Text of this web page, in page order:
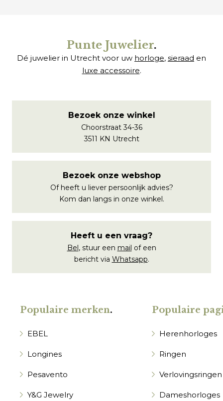
Punte Juwelier.
Dé juwelier in Utrecht voor uw horloge, sieraad en
luxe accessoire.
Bezoek onze winkel
Choorstraat 34-36
3511 KN Utrecht
Bezoek onze webshop
Of heeft u liever persoonlijk advies?
Kom dan langs in onze winkel.
Heeft u een vraag?
Bel, stuur een mail of een
bericht via Whatsapp.
Populaire merken.
EBEL
Longines
Pesavento
Y&G Jewelry
Populaire
Herenhorloges
Ringen
Verlovingsringen
Dameshorloges